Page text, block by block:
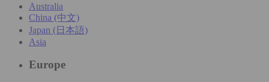
Australia
China (中文)
Japan (日本語)
Asia
Europe